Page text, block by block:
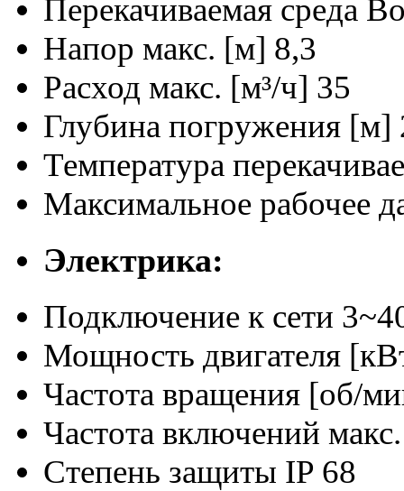
Перекачиваемая среда
Напор макс. [м] 8,3
Расход макс. [м³/ч] 35
Глубина погружения [м]
Температура
Максимальное рабочее
Электрика:
Подключение к сети
Мощность двигателя
Частота вращения [об/
Частота включений
Степень защиты IP 68